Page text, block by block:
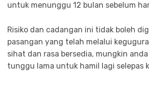
untuk menunggu 12 bulan sebelum
Risiko dan cadangan ini tidak boleh
pasangan yang telah melalui
sihat dan rasa bersedia, mungkin
tunggu lama untuk hamil lagi selepas